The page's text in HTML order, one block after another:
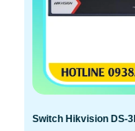
Switch Hikvision DS-